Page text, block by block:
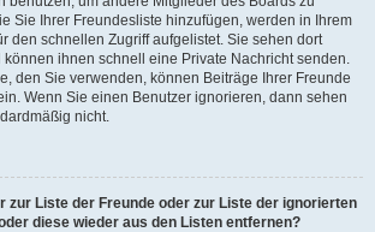
Sie Ihrer Freundesliste hinzufügen, werden in Ihrem
den schnellen Zugriff aufgelistet. Sie sehen dort
ihnen schnell eine Private Nachricht senden.
den Sie verwenden, können Beiträge Ihrer Freunde
Wenn Sie einen Benutzer ignorieren, dann sehen
nicht.
zur Liste der Freunde oder zur Liste der ignorierten
diese wieder aus den Listen entfernen?